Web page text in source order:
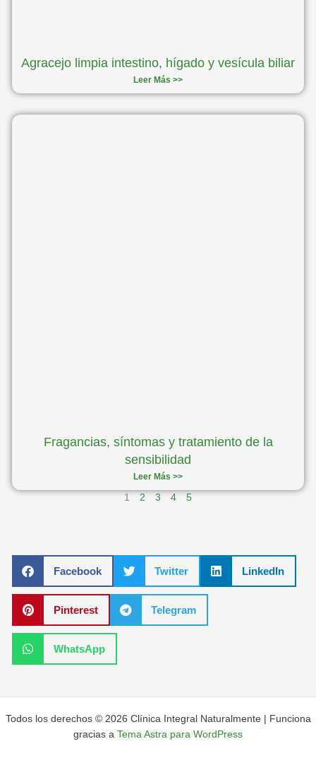
Agracejo limpia intestino, hígado y vesícula biliar
Leer Más >>
Fragancias, síntomas y tratamiento de la
sensibilidad
Leer Más >>
1 2 3 4 5
Facebook Twitter LinkedIn
Pinterest Telegram
WhatsApp
Todos los derechos © 2026 Clínica Integral Naturalmente | Funciona
gracias a Tema Astra para WordPress